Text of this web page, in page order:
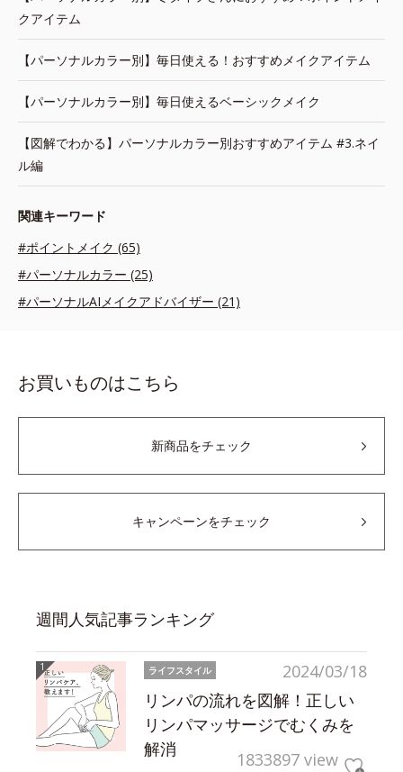
クアイテム
【パーソナルカラー別】毎日使える！おすすめメイクアイテム
【パーソナルカラー別】毎日使えるベーシックメイク
【図解でわかる】パーソナルカラー別おすすめアイテム #3.ネイ
ル編
関連キーワード
#ポイントメイク (65)
#パーソナルカラー (25)
#パーソナルAIメイクアドバイザー (21)
お買いものはこちら
新商品をチェック
キャンペーンをチェック
週間人気記事ランキング
2024/03/18
ライフスタイル
リンパの流れを図解！正しい
リンパマッサージでむくみを
解消
1833897 view